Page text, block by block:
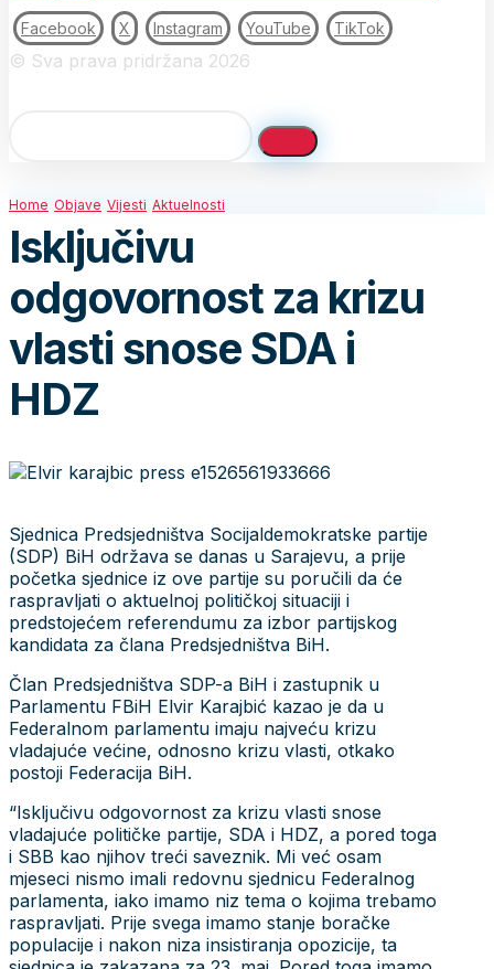
Facebook X Instagram YouTube TikTok
© Sva prava pridržana 2026
Home Objave Vijesti Aktuelnosti
Isključivu
odgovornost za krizu
vlasti snose SDA i
HDZ
Sjednica Predsjedništva Socijaldemokratske partije
(SDP) BiH održava se danas u Sarajevu, a prije
početka sjednice iz ove partije su poručili da će
raspravljati o aktuelnoj političkoj situaciji i
predstojećem referendumu za izbor partijskog
kandidata za člana Predsjedništva BiH.
Član Predsjedništva SDP-a BiH i zastupnik u
Parlamentu FBiH Elvir Karajbić kazao je da u
Federalnom parlamentu imaju najveću krizu
vladajuće većine, odnosno krizu vlasti, otkako
postoji Federacija BiH.
“Isključivu odgovornost za krizu vlasti snose
vladajuće političke partije, SDA i HDZ, a pored toga
i SBB kao njihov treći saveznik. Mi već osam
mjeseci nismo imali redovnu sjednicu Federalnog
parlamenta, iako imamo niz tema o kojima trebamo
raspravljati. Prije svega imamo stanje boračke
populacije i nakon niza insistiranja opozicije, ta